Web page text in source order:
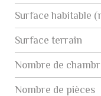
Surface habitable
surface terrain
Nombre de
Nombre de pièces